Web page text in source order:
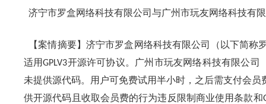
济宁市罗盒网络科技有限公司与广州市玩友网络科技有
【案情摘要】济宁市罗盒网络科技有限公司（以下简称
适用GPLV3开源许可协议。广州市玩友网络科技有限公
未提供源代码。用户可免费试用半小时，之后需支付会
供开源代码且收取会员费的行为违反限制商业使用条款和